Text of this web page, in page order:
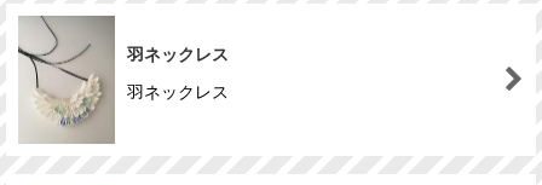
羽ネックレス
羽ネックレス